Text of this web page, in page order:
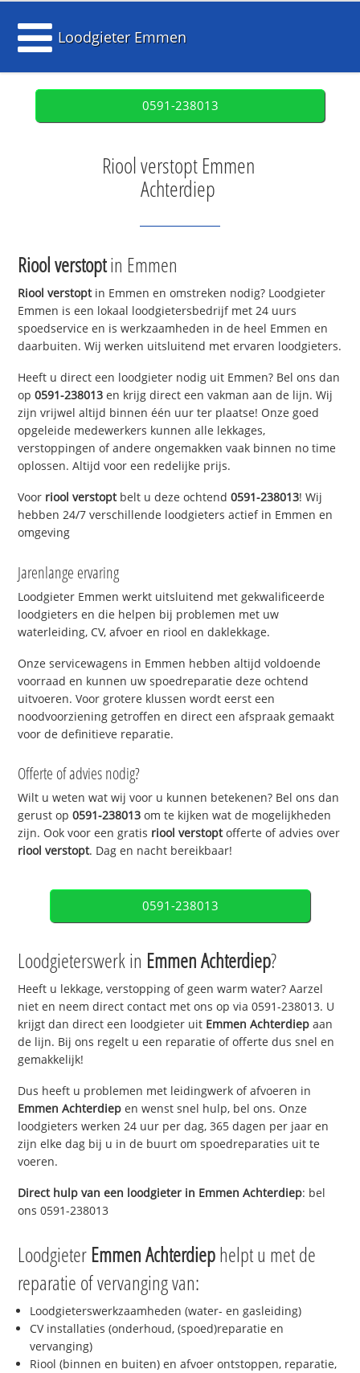
Loodgieter Emmen
0591-238013
Riool verstopt Emmen
Achterdiep
Riool verstoptin Emmen
Riool verstoptin Emmen en omstreken nodig? Loodgieter
Emmen is een lokaal loodgietersbedrijf met 24 uurs
spoedservice en is werkzaamheden in de heel Emmen en
daarbuiten. Wij werken uitsluitend met ervaren loodgieters.
Heeft u direct een loodgieter nodig uit Emmen? Bel ons dan
op0591-238013 en krijg direct een vakman aan de lijn. Wij
zijn vrijwel altijd binnen één uur ter plaatse! Onze goed
opgeleide medewerkers kunnen alle lekkages,
verstoppingen of andere ongemakken vaak binnen no time
oplossen. Altijd voor een redelijke prijs.
Voor riool verstoptbelt u deze ochtend0591-238013! Wij
hebben 24/7 verschillende loodgieters actief in Emmen en
omgeving
Jarenlange ervaring
Loodgieter Emmen werkt uitsluitend met gekwalificeerde
loodgieters en die helpen bij problemen met uw
waterleiding, CV, afvoer en riool en daklekkage.
Onze servicewagens in Emmen hebben altijd voldoende
voorraad en kunnen uw spoedreparatie deze ochtend
uitvoeren. Voor grotere klussen wordt eerst een
noodvoorziening getroffen en direct een afspraak gemaakt
voor de definitieve reparatie.
Offerte of advies nodig?
Wilt u weten wat wij voor u kunnen betekenen? Bel ons dan
gerust op0591-238013 om te kijken wat de mogelijkheden
zijn. Ook voor een gratis riool verstoptofferte of advies over
riool verstopt. Dag en nacht bereikbaar!
0591-238013
Loodgieterswerk in Emmen Achterdiep?
Heeft u lekkage, verstopping of geen warm water? Aarzel
niet en neem direct contact met ons op via 0591-238013. U
krijgt dan direct een loodgieter uit Emmen Achterdiep aan
de lijn. Bij ons regelt u een reparatie of offerte dus snel en
gemakkelijk!
Dus heeft u problemen met leidingwerk of afvoeren in
Emmen Achterdiep en wenst snel hulp, bel ons. Onze
loodgieters werken 24 uur per dag, 365 dagen per jaar en
zijn elke dag bij u in de buurt om spoedreparaties uit te
voeren.
Direct hulp van een loodgieter in Emmen Achterdiep: bel
ons 0591-238013
Loodgieter Emmen Achterdiephelpt u met de
reparatie of vervanging van:
Loodgieterswerkzaamheden (water- en gasleiding)
CV installaties (onderhoud, (spoed)reparatie en
vervanging)
Riool (binnen en buiten) en afvoer ontstoppen, reparatie,